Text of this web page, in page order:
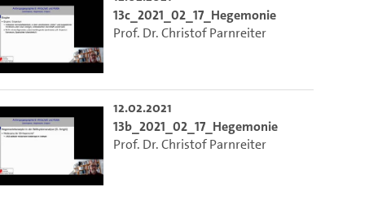
13c_2021_02_17_Hegemonie
Prof. Dr. Christof Parnreiter
12.02.2021
13b_2021_02_17_Hegemonie
Prof. Dr. Christof Parnreiter